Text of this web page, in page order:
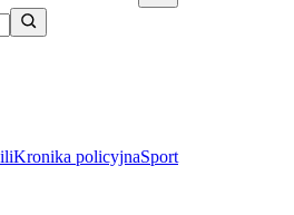
Kronika policyjnaSport